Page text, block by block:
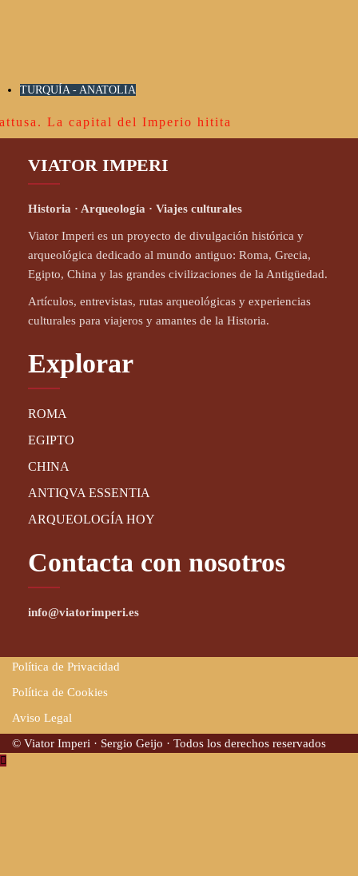
TURQUÍA - ANATOLIA
La capital del Imperio hitita
VIATOR IMPERI
Historia · Arqueología · Viajes culturales
Viator Imperi es un proyecto de divulgación histórica y
arqueológica dedicado al mundo antiguo: Roma, Grecia,
Egipto, China y las grandes civilizaciones de la Antigüedad.
Artículos, entrevistas, rutas arqueológicas y experiencias
culturales para viajeros y amantes de la Historia.
Explorar
ROMA
EGIPTO
CHINA
ANTIQVA ESSENTIA
ARQUEOLOGÍA HOY
Contacta con nosotros
info@viatorimperi.es
Política de Privacidad
Política de Cookies
Aviso Legal
© Viator Imperi · Sergio Geijo · Todos los derechos reservados